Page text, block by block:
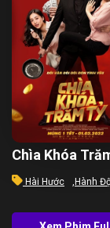
Chìa Khóa
Hài Hước , Hành